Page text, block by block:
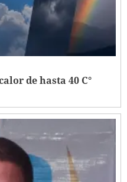
de hasta 40 C°